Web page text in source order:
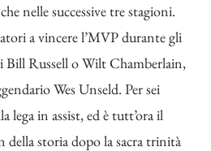
nelle successive tre stagioni.
a vincere l’MVP durante gli
Bill Russell o Wilt Chamberlain,
Wes Unseld. Per sei
lega in assist, ed è tutt’ora il
della storia dopo la sacra trinità